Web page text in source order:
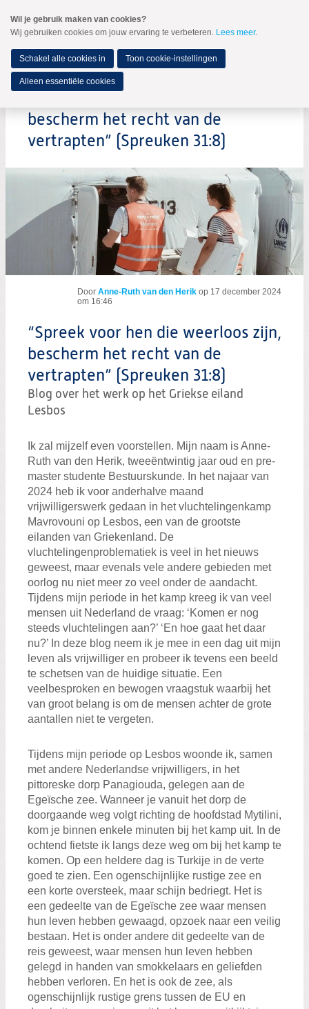
naar
Spring
de
inhoud
Spring
naar
hoofdmenu
MENU
Zoeken
bescherm het recht van de
vertrapten” (Spreuken 31:8)
Door Anne-Ruth van den Herik op 17 december 2024
om 16:46
“Spreek voor hen die weerloos zijn,
bescherm het recht van de
vertrapten” (Spreuken 31:8)
Blog over het werk op het Griekse eiland
Lesbos
Ik zal mijzelf even voorstellen. Mijn naam is Anne-
Ruth van den Herik, tweeëntwintig jaar oud en pre-
master studente Bestuurskunde. In het najaar van
2024 heb ik voor anderhalve maand
vrijwilligerswerk gedaan in het vluchtelingenkamp
Mavrovouni op Lesbos, een van de grootste
eilanden van Griekenland. De
vluchtelingenproblematiek is veel in het nieuws
geweest, maar evenals vele andere gebieden met
oorlog nu niet meer zo veel onder de aandacht.
Tijdens mijn periode in het kamp kreeg ik van veel
mensen uit Nederland de vraag: ‘Komen er nog
steeds vluchtelingen aan?’ ‘En hoe gaat het daar
nu?’ In deze blog neem ik je mee in een dag uit mijn
leven als vrijwilliger en probeer ik tevens een beeld
te schetsen van de huidige situatie. Een
veelbesproken en bewogen vraagstuk waarbij het
van groot belang is om de mensen achter de grote
aantallen niet te vergeten.
Tijdens mijn periode op Lesbos woonde ik, samen
met andere Nederlandse vrijwilligers, in het
pittoreske dorp Panagiouda, gelegen aan de
Egeïsche zee. Wanneer je vanuit het dorp de
doorgaande weg volgt richting de hoofdstad Mytilini,
kom je binnen enkele minuten bij het kamp uit. In de
ochtend fietste ik langs deze weg om bij het kamp te
komen. Op een heldere dag is Turkije in de verte
goed te zien. Een ogenschijnlijke rustige zee en
een korte oversteek, maar schijn bedriegt. Het is
een gedeelte van de Egeïsche zee waar mensen
hun leven hebben gewaagd, opzoek naar een veilig
bestaan. Het is onder andere dit gedeelte van de
reis geweest, waar mensen hun leven hebben
gelegd in handen van smokkelaars en geliefden
hebben verloren. En het is ook de zee, als
ogenschijnlijk rustige grens tussen de EU en
Wil je gebruik maken van cookies?
Wij gebruiken cookies om jouw ervaring te verbeteren. Lees meer.
Schakel alle cookies in Toon cookie-instellingen
Alleen essentiële cookies